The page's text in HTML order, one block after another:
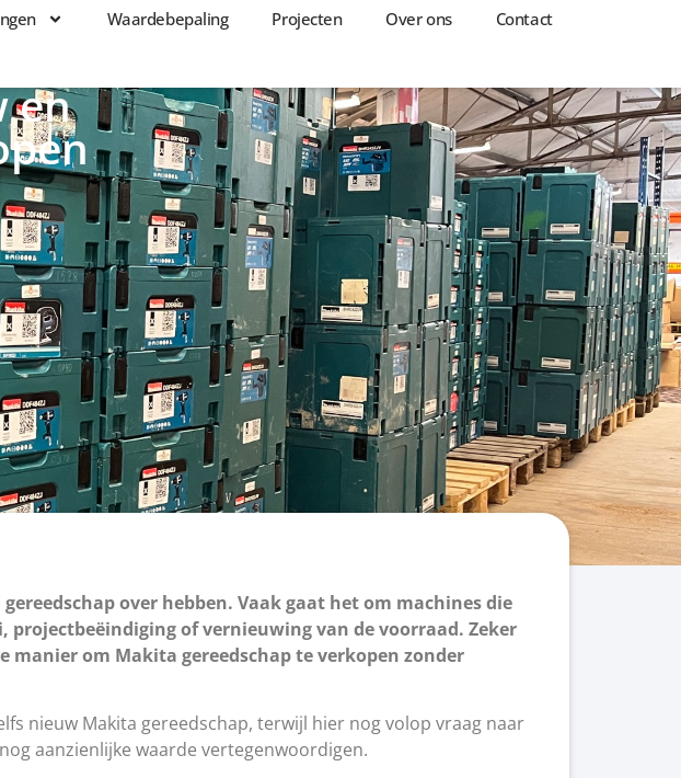
Waardebepaling Projecten Over ons Contact
Over ons
en
over hebben. Vaak gaat het om machines die
of vernieuwing van de voorraad. Zeker
manier om Makita gereedschap te verkopen zonder
nieuw Makita gereedschap, terwijl hier nog volop vraag naar
aanzienlijke waarde vertegenwoordigen.